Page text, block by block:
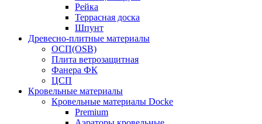
Рейка
Террасная доска
Шпунт
Древесно-плитные материалы
ОСП(OSB)
Плита ветрозащитная
Фанера ФК
ЦСП
Кровельные материалы
Кровельные материалы Docke
Premium